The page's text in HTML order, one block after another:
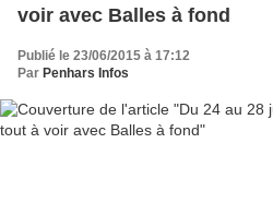
voir avec Balles à fond
Publié le 23/06/2015 à 17:12
Par Penhars Infos